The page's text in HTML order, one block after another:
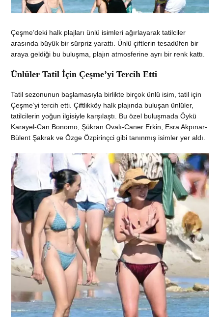
Çeşme’deki halk plajları ünlü isimleri ağırlayarak tatilciler
arasında büyük bir sürpriz yarattı. Ünlü çiftlerin tesadüfen bir
araya geldiği bu buluşma, plajın atmosferine ayrı bir renk kattı.
Ünlüler Tatil İçin Çeşme’yi Tercih Etti
Tatil sezonunun başlamasıyla birlikte birçok ünlü isim, tatil için
Çeşme’yi tercih etti. Çiftlikköy halk plajında buluşan ünlüler,
tatilcilerin yoğun ilgisiyle karşılaştı. Bu özel buluşmada Öykü
Karayel-Can Bonomo, Şükran Ovalı-Caner Erkin, Esra Akpınar-
Bülent Şakrak ve Özge Özpirinçci gibi tanınmış isimler yer aldı.